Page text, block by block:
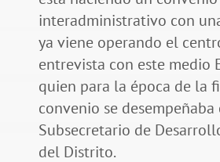
interadministrativo con
ya viene operando el
entrevista con este medio
quien para la época de la
convenio se desempeñaba
Subsecretario de
del Distrito.